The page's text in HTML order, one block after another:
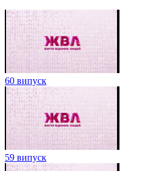
60 випуск
59 випуск